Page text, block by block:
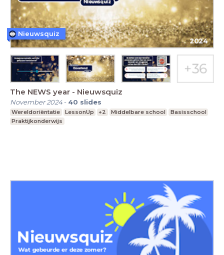
The NEWS year - Nieuwsquiz
November 2024- 40 slides
Wereldoriëntatie LessonUp +2 Middelbare school
Basisschool
Praktijkonderwijs
Nieuwsquiz